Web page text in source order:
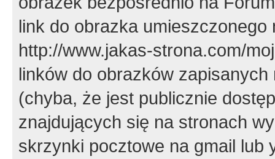
link do obrazka
http://www.jakas-strona.com/
linków do obrazków
(chyba, że jest publicznie
znajdujących się na stronach
skrzynki pocztowe na gmail lub